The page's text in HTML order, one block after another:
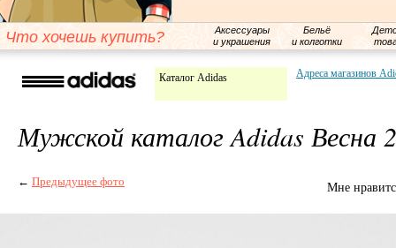
Что хочешь купить?
Аксессуары
и украшения
Бельё
и колготки
Каталог Adidas Адреса магазинов
Мужской каталог Adidas Весна
← Предыдущее фото Мне